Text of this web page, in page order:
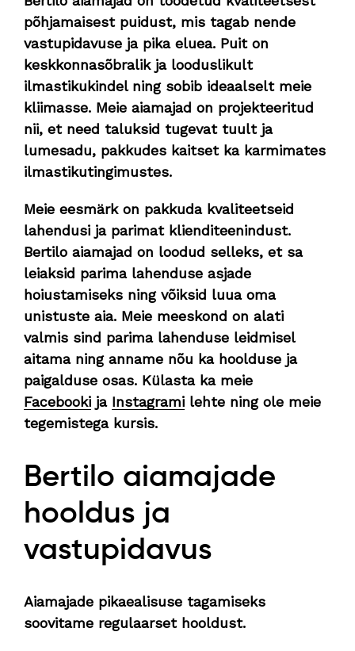
põhjamaisest puidust, mis tagab nende
vastupidavuse ja pika eluea. Puit on
keskkonnasõbralik ja looduslikult
ilmastikukindel ning sobib ideaalselt meie
kliimasse. Meie aiamajad on projekteeritud
nii, et need taluksid tugevat tuult ja
lumesadu, pakkudes kaitset ka karmimates
ilmastikutingimustes.
Meie eesmärk on pakkuda kvaliteetseid
lahendusi ja parimat klienditeenindust.
Bertilo aiamajad on loodud selleks, et sa
leiaksid parima lahenduse asjade
hoiustamiseks ning võiksid luua oma
unistuste aia. Meie meeskond on alati
valmis sind parima lahenduse leidmisel
aitama ning anname nõu ka hoolduse ja
paigalduse osas. Külasta ka meie
Facebooki ja Instagrami lehte ning ole meie
tegemistega kursis.
Bertilo aiamajade
hooldus ja
vastupidavus
Aiamajade pikaealisuse tagamiseks
soovitame regulaarset hooldust.